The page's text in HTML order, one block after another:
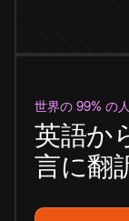
世界の 99% の
英語か
言に翻